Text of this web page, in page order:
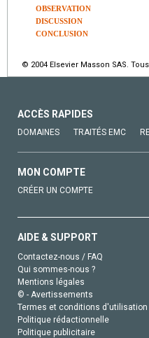
OBSERVATION
DISCUSSION
CONCLUSION
© 2004 Elsevier Masson SAS.
ACCÈS RAPIDES
DOMAINES TRAITÉS EMC
MON COMPTE
CRÉER UN COMPTE
AIDE & SUPPORT
Contactez-nous / FAQ
Qui sommes-nous ?
Mentions légales
© - Avertissements
Termes et conditions d'utilisation
Politique rédactionnelle
Politique publicitaire